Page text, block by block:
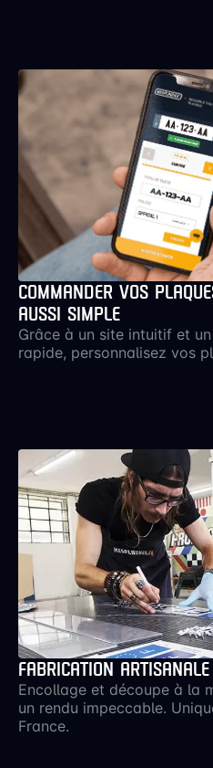
Oui, chez
pouvez
plaque
dans une certaine
respectant les
d’homologation.
Alors, prêt à
nouvelle plaque
scooter? Dirigez-
configurateur
plaque
correspond
attentes et à votre
COMMANDER VOS
AUSSI SIMPLE
Grâce à un site intuitif et
rapide, personnalisez vos
FABRICATION ARTISANALE
Encollage et découpe à la
un rendu impeccable.
France.